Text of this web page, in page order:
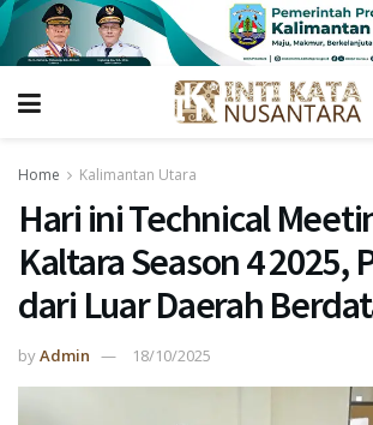
Home Kalimantan Utara
Hari ini Technical
Kaltara Season 4 2025,
dari Luar Daerah
byAdmin 18/10/2025